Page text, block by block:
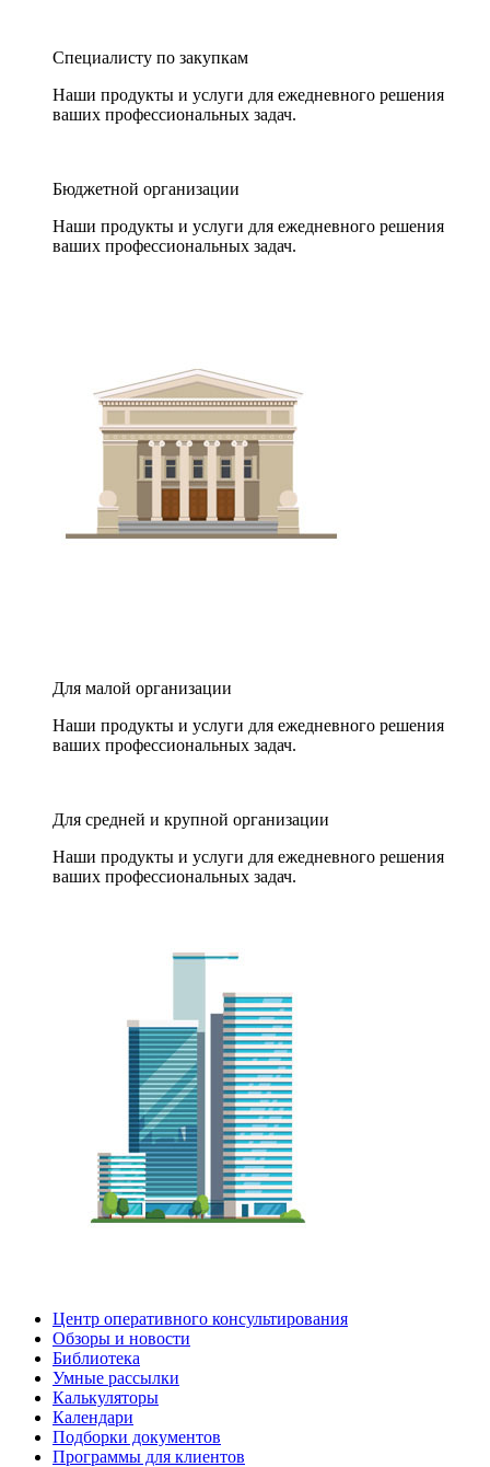
Специалисту по закупкам
Наши продукты и услуги для ежедневного решения
ваших профессиональных задач.
Бюджетной организации
Наши продукты и услуги для ежедневного решения
ваших профессиональных задач.
Для малой организации
Наши продукты и услуги для ежедневного решения
ваших профессиональных задач.
Для средней и крупной организации
Наши продукты и услуги для ежедневного решения
ваших профессиональных задач.
Центр оперативного консультирования
Обзоры и новости
Библиотека
Умные рассылки
Калькуляторы
Календари
Подборки документов
Программы для клиентов